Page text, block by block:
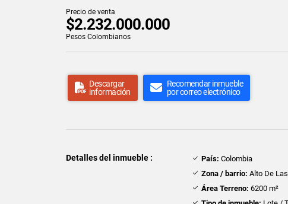
Precio de venta
$2.232.000.000
Pesos Colombianos
Descargar
información
Recomendar inmueble
por correo electrónico
Detalles del inmueble : País: Colombia
Zona / barrio: Alto De
Área Terreno: 6200 m²